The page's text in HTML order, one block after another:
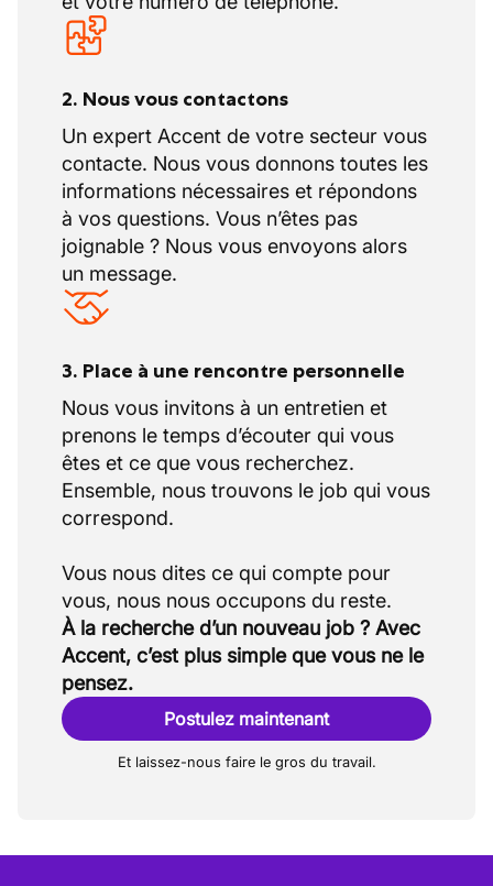
2. Nous vous contactons
Un expert Accent de votre secteur vous
contacte. Nous vous donnons toutes les
informations nécessaires et répondons
à vos questions. Vous n’êtes pas
joignable ? Nous vous envoyons alors
un message.
3. Place à une rencontre personnelle
Nous vous invitons à un entretien et
prenons le temps d’écouter qui vous
êtes et ce que vous recherchez.
Ensemble, nous trouvons le job qui vous
correspond.
Vous nous dites ce qui compte pour
À la recherche d’un nouveau job ? Avec
Accent, c’est plus simple que vous ne le
pensez.
Postulez maintenant
Et laissez-nous faire le gros du travail.